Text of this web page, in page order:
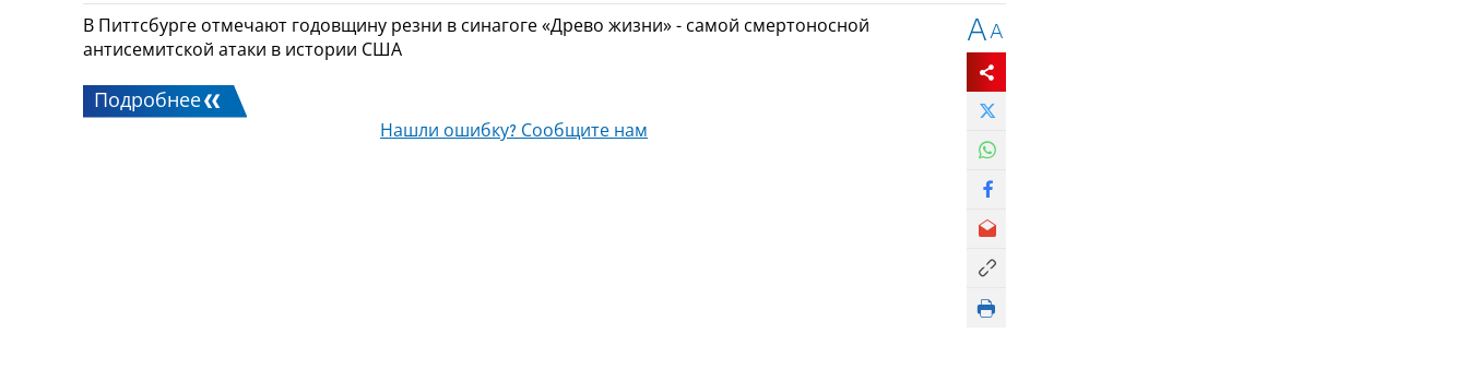
В Питтсбурге отмечают годовщину резни в синагоге «Древо жизни» - самой смертоносной
антисемитской атаки в истории США
Подробнее
Нашли ошибку? Сообщите нам
A A